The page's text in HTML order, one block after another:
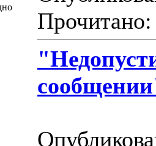
Прочитано: